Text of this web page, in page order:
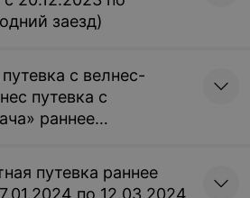
заезд)
с велнес-
путевка с
раннее
путевка раннее
по 12.03.2024